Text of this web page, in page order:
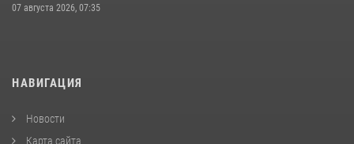
07 августа 2026, 07:35
НАВИГАЦИЯ
Новости
Карта сайта